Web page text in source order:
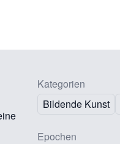
Kategorien
Bildende Kunst
Epochen